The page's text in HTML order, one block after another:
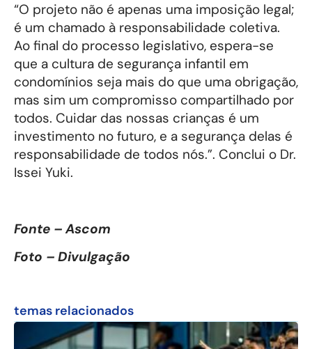
“O projeto não é apenas uma imposição legal;
é um chamado à responsabilidade coletiva.
Ao final do processo legislativo, espera-se
que a cultura de segurança infantil em
condomínios seja mais do que uma obrigação,
mas sim um compromisso compartilhado por
todos. Cuidar das nossas crianças é um
investimento no futuro, e a segurança delas é
responsabilidade de todos nós.”. Conclui o Dr.
Issei Yuki.
Fonte – Ascom
Foto – Divulgação
temas relacionados